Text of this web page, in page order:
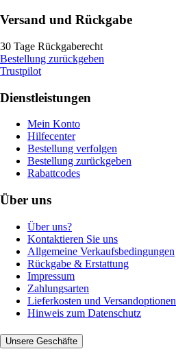
Versand und Rückgabe
30 Tage Rückgaberecht
Bestellung zurückgeben
Trustpilot
Dienstleistungen
Mein Konto
Hilfecenter
Bestellung verfolgen
Bestellung zurückgeben
Rabattcodes
Über uns
Über uns?
Kontaktieren Sie uns
Allgemeine Verkaufsbedingungen
Rückgabe & Erstattung
Impressum
Zahlungsarten
Lieferkosten und Versandoptionen
Hinweis zum Datenschutz
Unsere Geschäfte